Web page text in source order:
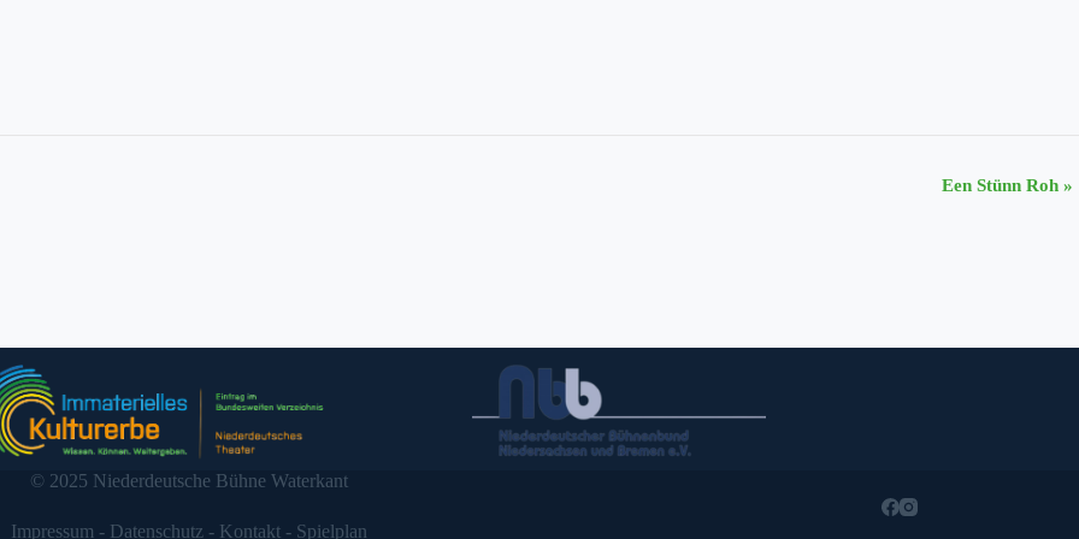
Een Stünn Roh »
© 2025 Niederdeutsche Bühne Waterkant
Impressum - Datenschutz- Kontakt- Spielplan